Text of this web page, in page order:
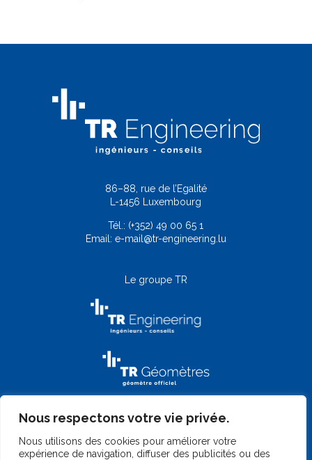
Nous respectons votre vie privée.
Nous utilisons des cookies pour améliorer votre
expérience de navigation, diffuser des publicités ou des
Le groupe TR
86–88, rue de l’Egalité
L-1456 Luxembourg
Tél.: (+352) 49 00 65 1
Email: e-mail@tr-engineering.lu